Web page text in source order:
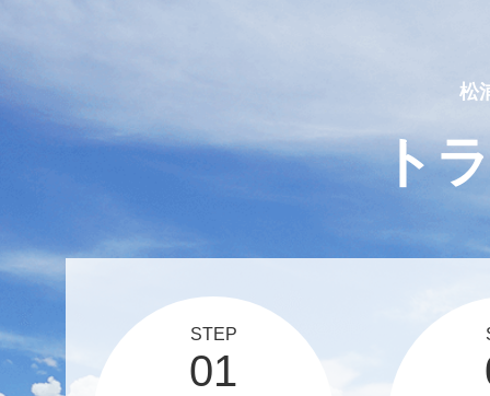
松
ト
STEP
01